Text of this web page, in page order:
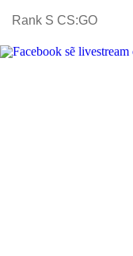
Rank S CS:GO